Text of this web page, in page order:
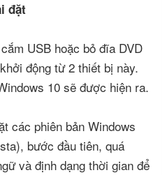
đặt
USB hoặc bỏ đĩa DVD
động từ 2 thiết bị này.
10 sẽ được hiện ra.
các phiên bản Windows
bước đầu tiên, quá
và định dạng thời gian để